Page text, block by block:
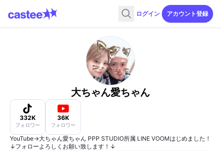
ログイン アカウント登録
大ちゃん愛ちゃん
332K
フォロワー
36K
フォロワー
YouTube→大ちゃん愛ちゃん PPP STUDIO所属 LINE VOOMはじめました！
↓フォローよろしくお願い致します！↓